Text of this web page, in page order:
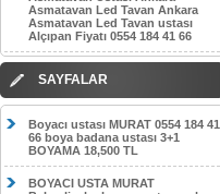
Asmatavan Led Tavan Ankara
Asmatavan Led Tavan ustası
Alçıpan Fiyatı 0554 184 41 66
SAYFALAR
Boyacı ustası MURAT 0554 184 41
66 boya badana ustası 3+1
BOYAMA 18,500 TL
BOYACI USTA MURAT